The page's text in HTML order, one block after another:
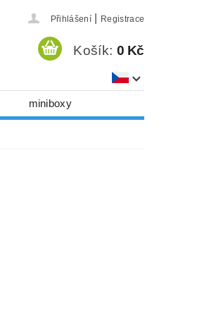
Přihlášení Registrace
Košík: 0 Kč
miniboxy